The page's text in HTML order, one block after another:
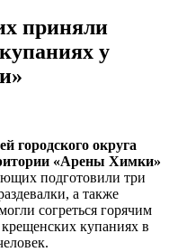
приняли
у
городского округа
«Арены Химки»
подготовили три
а также
согреться горячим
купаниях в